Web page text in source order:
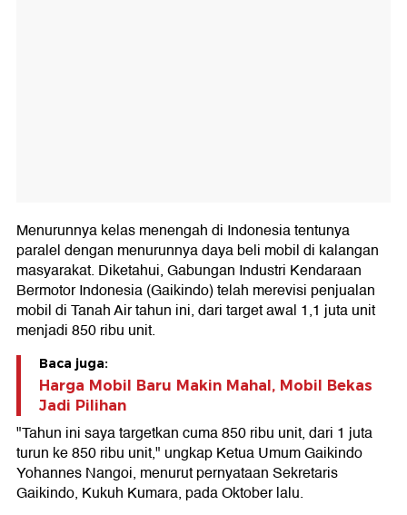
Menurunnya kelas menengah di Indonesia tentunya
paralel dengan menurunnya daya beli mobil di kalangan
masyarakat. Diketahui, Gabungan Industri Kendaraan
Bermotor Indonesia (Gaikindo) telah merevisi penjualan
mobil di Tanah Air tahun ini, dari target awal 1,1 juta unit
menjadi 850 ribu unit.
Baca juga:
Harga Mobil Baru Makin Mahal, Mobil Bekas
Jadi Pilihan
"Tahun ini saya targetkan cuma 850 ribu unit, dari 1 juta
turun ke 850 ribu unit," ungkap Ketua Umum Gaikindo
Yohannes Nangoi, menurut pernyataan Sekretaris
Gaikindo, Kukuh Kumara, pada Oktober lalu.